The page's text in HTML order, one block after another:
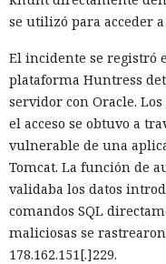
compilador de React
en Turbopack. Evita la
ciónque antes requería
Babel, y es capaz de
34% en arranque en
La mejora de
código. El paso a
la estimación del
funcionamiento
se utilizó para acceder
El incidente se registró
plataforma Huntress
servidor con Oracle.
el acceso se obtuvo a
vulnerable de una
Tomcat. La función de
validaba los datos
comandos SQL
maliciosas se
178.162.151[.]229.